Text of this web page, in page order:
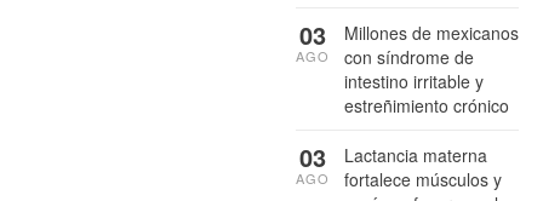
Millones de mexicanos
con síndrome de
intestino irritable y
estreñimiento crónico
03
AGO
Lactancia materna
fortalece músculos y
03
AGO